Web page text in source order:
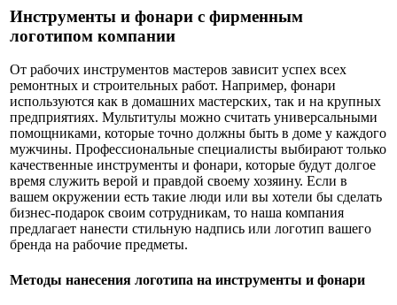
Инструменты и фонари с фирменным
логотипом компании
От рабочих инструментов мастеров зависит успех всех
ремонтных и строительных работ. Например, фонари
используются как в домашних мастерских, так и на крупных
предприятиях. Мультитулы можно считать универсальными
помощниками, которые точно должны быть в доме у каждого
мужчины. Профессиональные специалисты выбирают только
качественные инструменты и фонари, которые будут долгое
время служить верой и правдой своему хозяину. Если в
вашем окружении есть такие люди или вы хотели бы сделать
бизнес-подарок своим сотрудникам, то наша компания
предлагает нанести стильную надпись или логотип вашего
бренда на рабочие предметы.
Методы нанесения логотипа на инструменты и фонари